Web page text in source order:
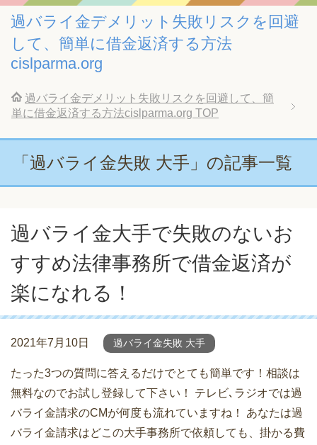
過バライ金デメリット失敗リスクを回避
して、簡単に借金返済する方法
cislparma.org
過バライ金デメリット失敗リスクを回避して、簡
単に借金返済する方法cislparma.org TOP
「過バライ金失敗 大手」の記事一覧
過バライ金大手で失敗のないお
すすめ法律事務所で借金返済が
楽になれる！
2021年7月10日 過バライ金失敗 大手
たった3つの質問に答えるだけでとても簡単です！相談は
無料なのでお試し登録して下さい！ テレビ､ラジオでは過
バライ金請求のCMが何度も流れていますね！ あなたは過
バライ金請求はどこの大手事務所で依頼しても、掛かる費